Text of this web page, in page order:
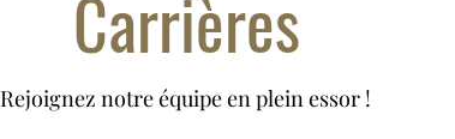
Carrières
Rejoignez notre équipe en plein essor !